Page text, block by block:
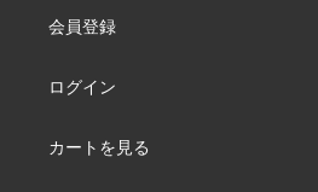
会員登録
ログイン
カートを見る